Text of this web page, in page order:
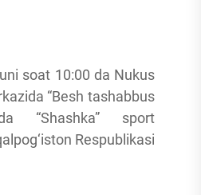
soat 10:00 da Nukus
“Besh tashabbus
“Shashka” sport
Respublikasi